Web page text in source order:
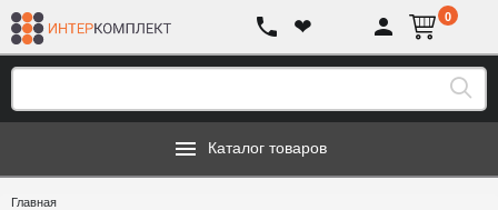
❤ 0
Каталог товаров
Главная